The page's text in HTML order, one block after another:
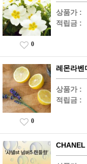
상품가 :
적립금 :
0
레몬라벤
상품가 :
적립금 :
0